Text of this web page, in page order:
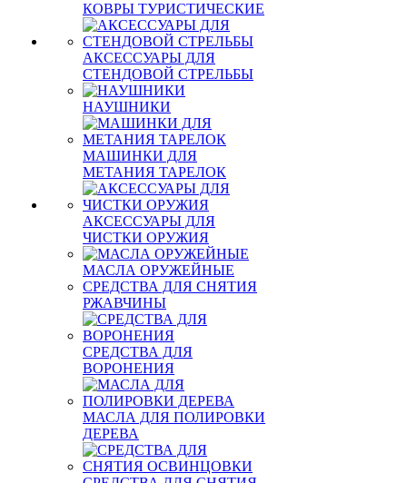
КОВРЫ ТУРИСТИЧЕСКИЕ
АКСЕССУАРЫ ДЛЯ
СТЕНДОВОЙ СТРЕЛЬБЫ
НАУШНИКИ
МАШИНКИ ДЛЯ
МЕТАНИЯ ТАРЕЛОК
АКСЕССУАРЫ ДЛЯ
ЧИСТКИ ОРУЖИЯ
МАСЛА ОРУЖЕЙНЫЕ
СРЕДСТВА ДЛЯ СНЯТИЯ
РЖАВЧИНЫ
СРЕДСТВА ДЛЯ
ВОРОНЕНИЯ
МАСЛА ДЛЯ ПОЛИРОВКИ
ДЕРЕВА